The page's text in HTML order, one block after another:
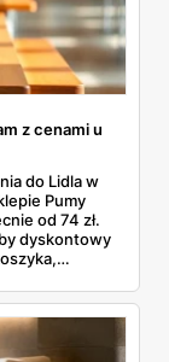
z cenami u
do Lidla w
Pumy
od 74 zł.
dyskontowy
naprawdę